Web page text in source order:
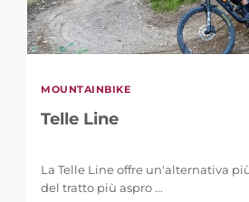
MOUNTAINBIKE
Telle Line
La Telle Line offre un'alternativa
del tratto più aspro ...